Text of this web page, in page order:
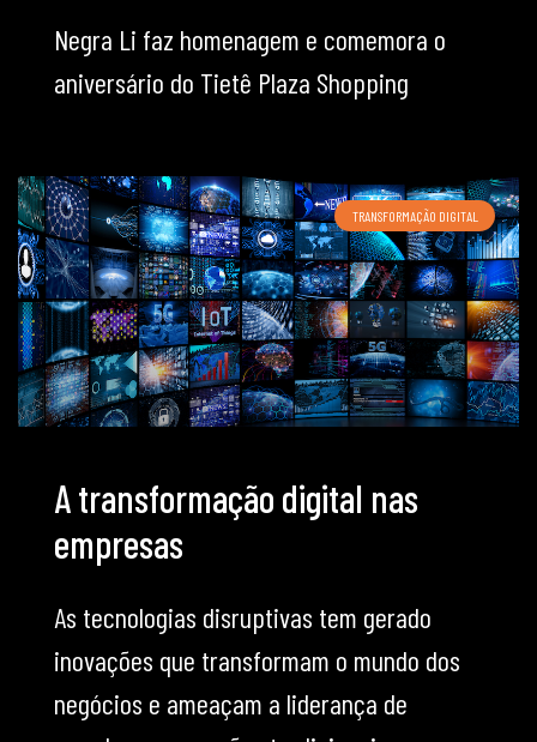
Negra Li faz homenagem e comemora o
aniversário do Tietê Plaza Shopping
TRANSFORMAÇÃO DIGITAL
A transformação digital nas
empresas
As tecnologias disruptivas tem gerado
inovações que transformam o mundo dos
negócios e ameaçam a liderança de